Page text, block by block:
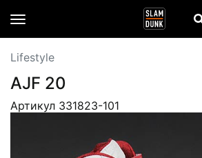
Lifestyle
AJF 20
Артикул 331823-101